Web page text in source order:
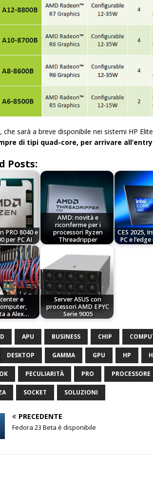
che sarà a breve disponibile nei sistemi HP
di tipi quad-core, per arrivare
Posts:
PRO 8040 e
per PC AI
AMD: novità e
riconferme per i
processori Ryzen
Threadripper
CES 2025,
PC e
e
a Alex…
Server ASUS con
processori AMD EPYC
Serie 9005
APU BUSINESS CHIP
DESKTOP GAMMA GPU HP
PECULIARITÀ PRO PROCESSORE
SOCKET SOLUZIONI
PRECEDENTE
Fedora 23 Beta è disponibile